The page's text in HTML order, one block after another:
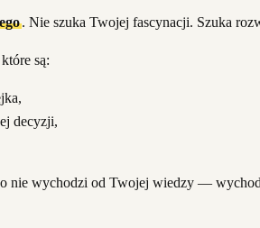
. Nie szuka Twojej fascynacji. Szuka
są:
decyzji,
nie wychodzi od Twojej wiedzy —